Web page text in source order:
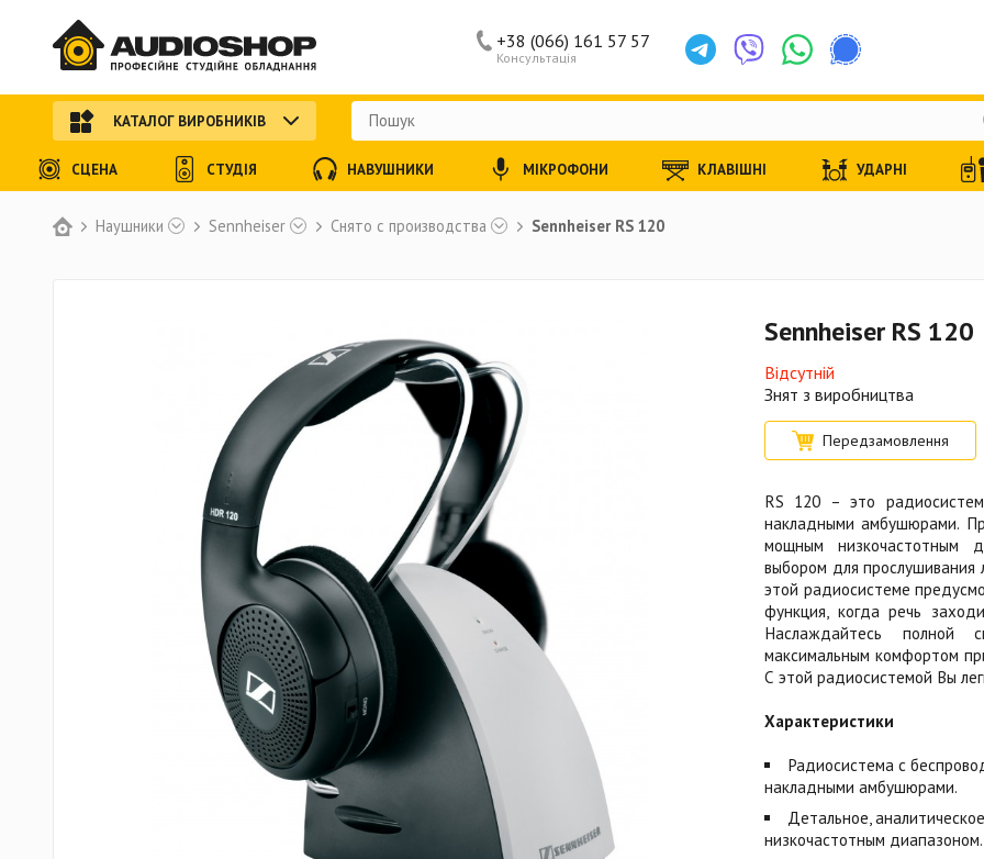
Наушники Sennheiser Снято с производства Sennheiser RS 120
Sennheiser RS 120
Відсутній
Знят з виробництва
Передзамовлення
RS 120 – это
накладными амбушюрами.
мощным низкочастотным
выбором для прослушивания
этой радиосистеме
функция, когда речь
Наслаждайтесь полной
максимальным комфортом
С этой радиосистемой Вы
Характеристики
Радиосистема с
накладными амбушюрами.
Детальное,
низкочастотным диапазоном.
Консультація
+38 (066) 161 57 57
КАТАЛОГ ВИРОБНИКІВ
СЦЕНА СТУДІЯ НАВУШНИКИ МІКРОФОНИ КЛАВІШНІ УДАРНІ